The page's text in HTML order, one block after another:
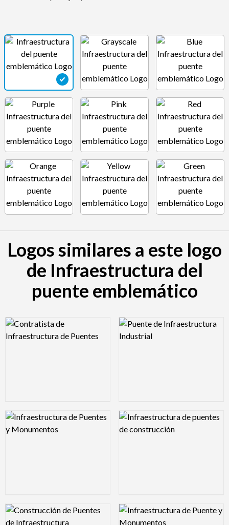
Logos similares a este logo
de Infraestructura del
puente emblemático
Logo Preview Image Logo Preview Image
Logo Preview Image Logo Preview Image
Logo Preview Image Logo Preview Image